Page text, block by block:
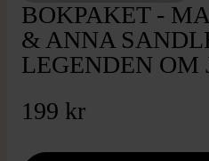
BOKPAKET -
& ANNA
LEGENDEN OM
199 kr